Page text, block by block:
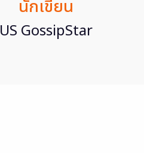
นักเขียน
US GossipStar